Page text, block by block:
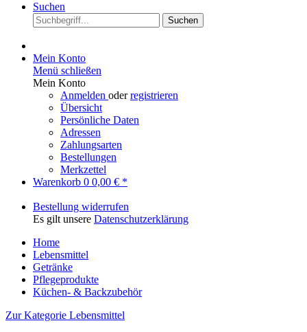
Suchen
Suchen
Mein Konto
Menü schließen
Mein Konto
Anmelden oderregistrieren
Übersicht
Persönliche Daten
Adressen
Zahlungsarten
Bestellungen
Merkzettel
Warenkorb 0 0,00 € *
Bestellung widerrufen
Es gilt unsere Datenschutzerklärung
Home
Lebensmittel
Getränke
Pflegeprodukte
Küchen- & Backzubehör
Zur Kategorie Lebensmittel